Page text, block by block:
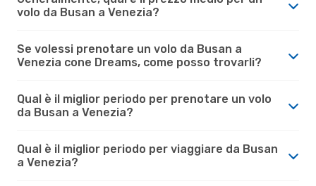
volo da Busan a Venezia?
Se volessi prenotare un volo da Busan a
Venezia cone Dreams, come posso trovarli?
Qual è il miglior periodo per prenotare un volo
da Busan a Venezia?
Qual è il miglior periodo per viaggiare da Busan
a Venezia?